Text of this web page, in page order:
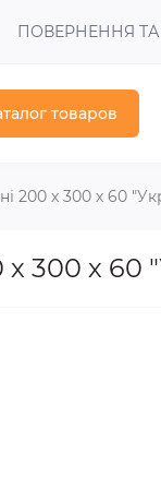
ПОВЕРНЕННЯ
товаров
200 х 300 х 60
300 х 60